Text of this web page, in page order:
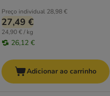
Preço individual 28,98 €
27,49 €
24,90 € / kg
26,12 €
Adicionar ao carrinho